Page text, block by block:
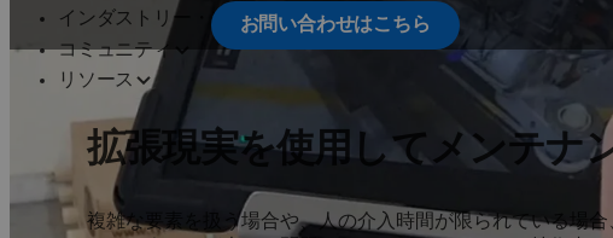
インダストリー・ソリューション
コミュニティ
リソース
お問い合わせはこちら
拡張現実を使用してメンテナ
複雑な要素を扱う場合や、人の介入時間が限られている場